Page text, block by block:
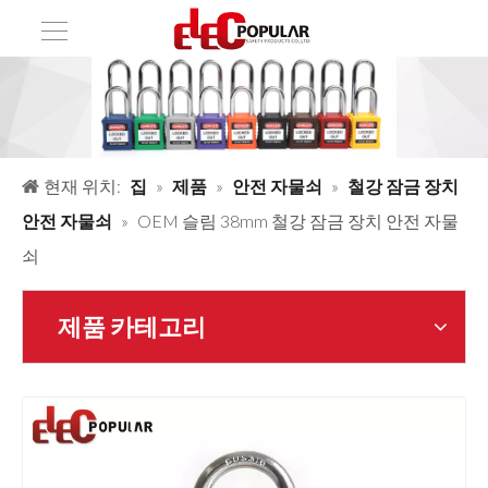
현재 위치: 집 » 제품 » 안전 자물쇠 » 철강 잠금 장치
안전 자물쇠 » OEM 슬림 38mm 철강 잠금 장치 안전 자물
쇠
제품 카테고리